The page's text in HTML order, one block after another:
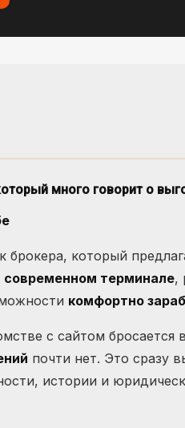
много говорит о
брокера, который
современном терминале,
комфортно
с сайтом бросается
почти нет. Это сразу
истории и